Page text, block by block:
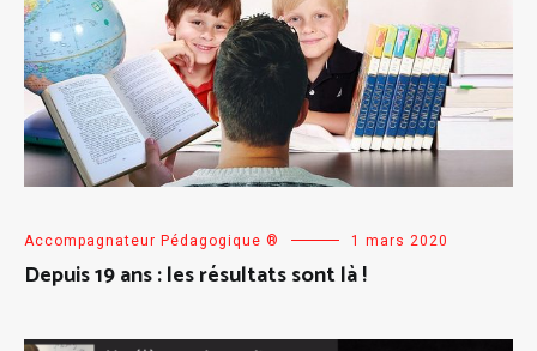
Accompagnateur Pédagogique ® 1 mars 2020
Depuis 19 ans : les résultats sont là !